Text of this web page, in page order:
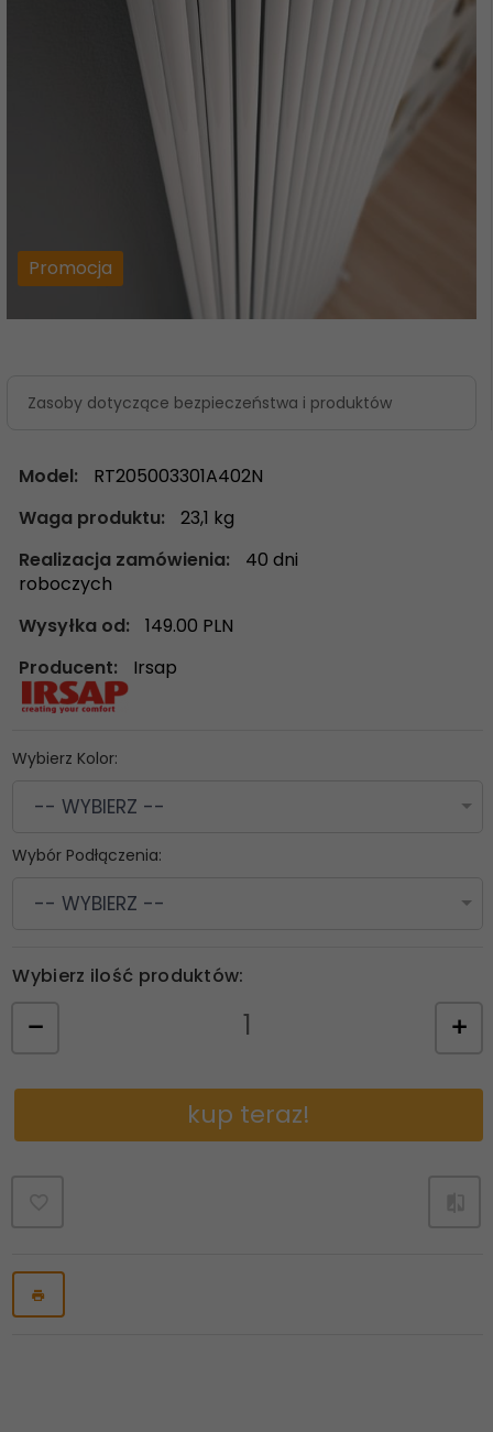
Promocja
Zasoby dotyczące bezpieczeństwa i produktów
Model:
RT205003301A402N
Waga produktu:
23,1 kg
Realizacja zamówienia:
40 dni
roboczych
Wysyłka od:
149.00 PLN
Producent:
Irsap
Wybierz Kolor:
-- WYBIERZ --
Wybór Podłączenia:
-- WYBIERZ --
Wybierz ilość produktów:
kup teraz!